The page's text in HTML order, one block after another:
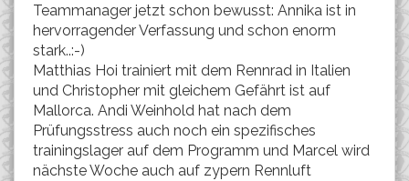
Teammanager jetzt schon bewusst: Annika ist in
hervorragender Verfassung und schon enorm
stark..:-)
Matthias Hoi trainiert mit dem Rennrad in Italien
und Christopher mit gleichem Gefährt ist auf
Mallorca. Andi Weinhold hat nach dem
Prüfungsstress auch noch ein spezifisches
trainingslager auf dem Programm und Marcel wird
nächste Woche auch auf zypern Rennluft